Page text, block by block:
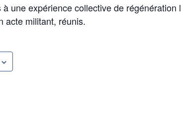
à une expérience collective de régénération
acte militant, réunis.